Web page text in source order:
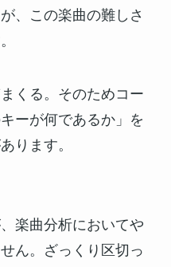
、この楽曲の難しさ
くる。そのためコー
ーが何であるか」を
ります。
楽曲分析においてや
ん。ざっくり区切っ